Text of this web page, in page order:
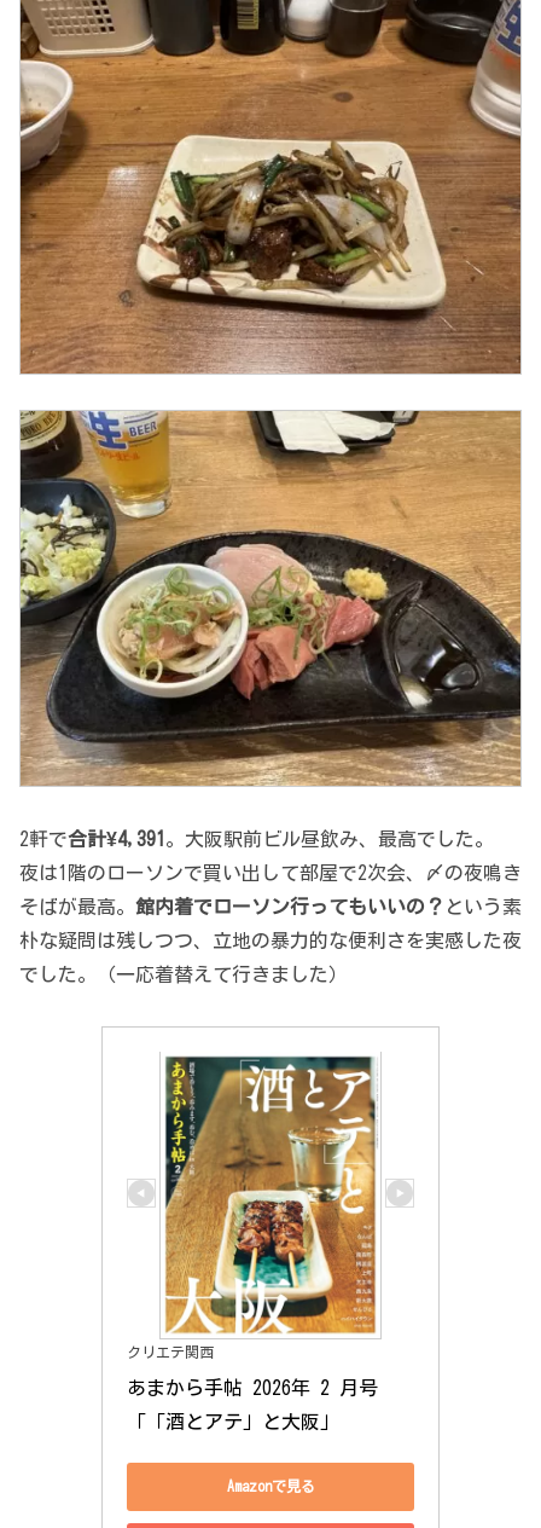
2軒で合計¥4,391 。大阪駅前ビル昼飲み、最高でした。
夜は1階のローソンで買い出して部屋で2次会、〆の夜鳴き
そばが最高。 館内着でローソン行ってもいいの？ という素
朴な疑問は残しつつ、立地の暴力的な便利さを実感した夜
でした。（一応着替えて行きました）
クリエテ関西
あまから手帖 2026年 2 月号
「「酒とアテ」と大阪」
Amazonで見る